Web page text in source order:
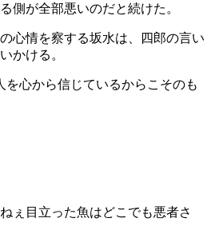
側が全部悪いのだと続けた。
心情を察する坂水は、四郎の言い
かける。
を心から信じているからこそのも
ぇ目立った魚はどこでも悪者さ